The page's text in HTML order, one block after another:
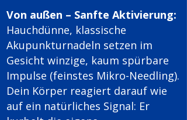
Von außen – Sanfte Aktivierung:
Hauchdünne, klassische
Akupunkturnadeln setzen im
Gesicht winzige, kaum spürbare
Impulse (feinstes Mikro-Needling).
Dein Körper reagiert darauf wie
auf ein natürliches Signal: Er